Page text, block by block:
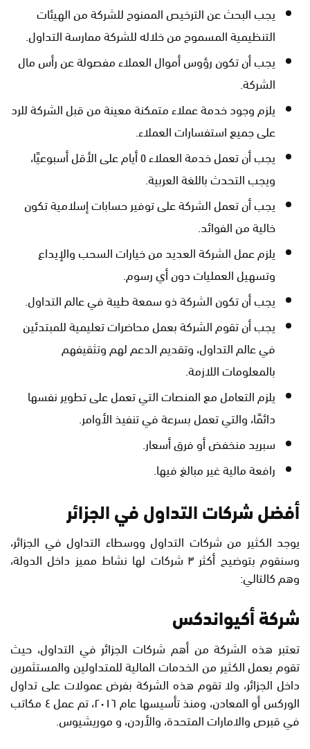
يجب البحث عن الترخيص الممنوح للشركة من الهيئات
التنظيمية المسموح من خلاله للشركة ممارسة التداول.
يجب أن تكون رؤوس أموال العملاء مفصولة عن رأس مال
الشركة.
يلزم وجود خدمة عملاء متمكنة معينة من قبل الشركة للرد
على جميع استفسارات العملاء.
يجب أن تعمل خدمة العملاء ٥ أيام على الأقل أسبوعيًا،
ويجب التحدث باللغة العربية.
يجب أن تعمل الشركة على توفير حسابات إسلامية تكون
خالية من الفوائد.
يلزم عمل الشركة العديد من خيارات السحب والإيداع
وتسهيل العمليات دون أي رسوم.
يجب أن تكون الشركة ذو سمعة طيبة في عالم التداول.
يجب أن تقوم الشركة بعمل محاضرات تعليمية للمبتدئين
في عالم التداول، وتقديم الدعم لهم وتثقيفهم
بالمعلومات اللازمة.
يلزم التعامل مع المنصات التي تعمل على تطوير نفسها
دائمًا، والتي تعمل بسرعة في تنفيذ الأوامر.
سبريد منخفض أو فرق أسعار.
رافعة مالية غير مبالغ فيها.
أفضل شركات التداول في الجزائر
يوجد الكثير من شركات التداول ووسطاء التداول في الجزائر،
وسنقوم بتوضيح أكثر ٣ شركات لها نشاط مميز داخل الدولة،
وهم كالتالي:
شركة أكيواندكس
تعتبر هذه الشركة من أهم شركات الجزائر في التداول، حيث
تقوم بعمل الكثير من الخدمات المالية للمتداولين والمستثمرين
داخل الجزائر، ولا تقوم هذه الشركة بفرض عمولات على تداول
الوركس أو المعادن، ومنذ تأسيسها عام ٢٠١٦، تم عمل ٤ مكاتب
في قبرص والامارات المتحدة، والأردن، و موريشيوس.